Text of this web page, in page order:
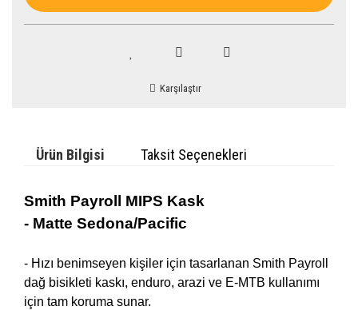
Karşılaştır
Ürün Bilgisi Taksit Seçenekleri
Smith Payroll MIPS Kask
- Matte Sedona/Pacific
- Hızı benimseyen kişiler için tasarlanan Smith Payroll
dağ bisikleti kaskı, enduro, arazi ve E-MTB kullanımı
için tam koruma sunar.